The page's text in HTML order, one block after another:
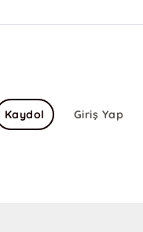
Giriş Yap
Kaydol